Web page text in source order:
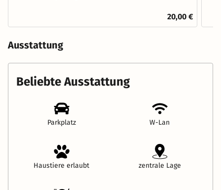
20,00 €
Ausstattung
Beliebte Ausstattung
Parkplatz W-Lan
Haustiere erlaubt zentrale Lage